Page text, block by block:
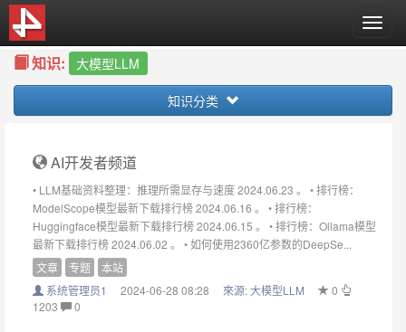
T
o
g
e
a
知识: 大模型LLM
知识分类
AI开发者频道
• LLM基础资料整理：推理所需显存与速度 2024.06.23 。 • 排行榜：
ModelScope模型最新下载排行榜 2024.06.16 。 • 排行榜：
Huggingface模型最新下载排行榜 2024.06.15 。 • 排行榜：Ollama模型
最新下载排行榜 2024.06.02 。 • 如何使用2360亿参数的DeepSe...
文章
专题
本站
系统管理员1
2024-06-28 08:28 來源:大模型LLM
0
1203
0